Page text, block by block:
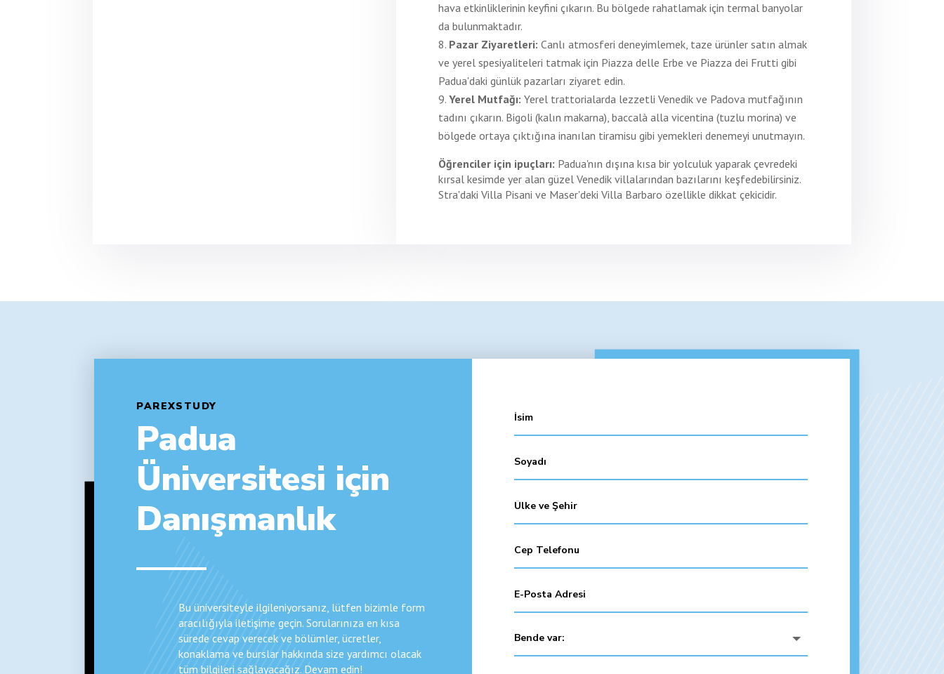
hava etkinliklerinin keyfini çıkarın. Bu bölgede rahatlamak için termal banyolar
da bulunmaktadır.
Pazar Ziyaretleri: Canlı atmosferi deneyimlemek, taze ürünler satın almak
ve yerel spesiyaliteleri tatmak için Piazza delle Erbe ve Piazza dei Frutti gibi
Padua'daki günlük pazarları ziyaret edin.
Yerel Mutfağı: Yerel trattorialarda lezzetli Venedik ve Padova mutfağının
tadını çıkarın. Bigoli (kalın makarna), baccalà alla vicentina (tuzlu morina) ve
bölgede ortaya çıktığına inanılan tiramisu gibi yemekleri denemeyi unutmayın.
Öğrenciler için ipuçları: Padua'nın dışına kısa bir yolculuk yaparak çevredeki
kırsal kesimde yer alan güzel Venedik villalarından bazılarını keşfedebilirsiniz.
Stra'daki Villa Pisani ve Maser'deki Villa Barbaro özellikle dikkat çekicidir.
PAREXSTUDY
Padua
Üniversitesi için
Danışmanlık
Bu üniversiteyle ilgileniyorsanız, lütfen bizimle form
aracılığıyla iletişime geçin. Sorularınıza en kısa
sürede cevap verecek ve bölümler, ücretler,
konaklama ve burslar hakkında size yardımcı olacak
tüm bilgileri sağlayacağız. Devam edin!